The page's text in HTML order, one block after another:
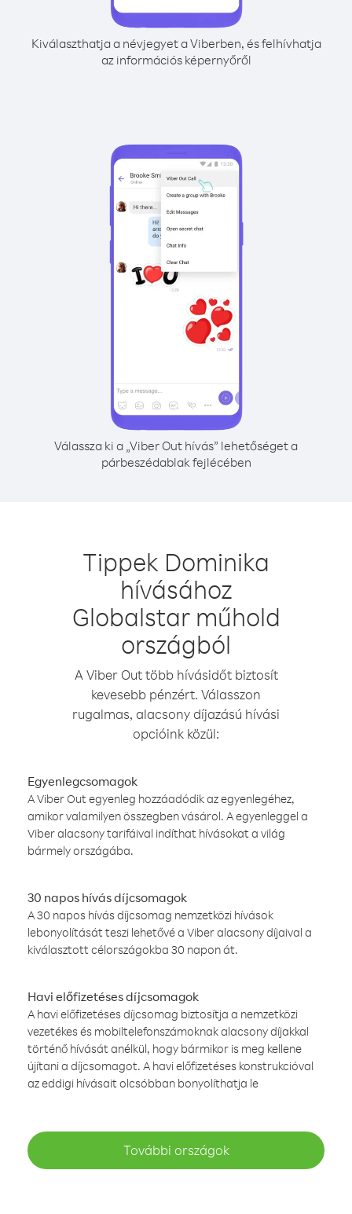
Kiválaszthatja a névjegyet a Viberben, és felhívhatja
az információs képernyőről
Válassza ki a „Viber Out hívás” lehetőséget a
párbeszédablak fejlécében
Tippek Dominika
hívásához
Globalstar műhold
országból
A Viber Out több hívásidőt biztosít
kevesebb pénzért. Válasszon
rugalmas, alacsony díjazású hívási
opcióink közül:
Egyenlegcsomagok
A Viber Out egyenleg hozzáadódik az egyenlegéhez,
amikor valamilyen összegben vásárol. A egyenleggel a
Viber alacsony tarifáival indíthat hívásokat a világ
bármely országába.
30 napos hívás díjcsomagok
A 30 napos hívás díjcsomag nemzetközi hívások
lebonyolítását teszi lehetővé a Viber alacsony díjaival a
kiválasztott célországokba 30 napon át.
Havi előfizetéses díjcsomagok
A havi előfizetéses díjcsomag biztosítja a nemzetközi
vezetékes és mobiltelefonszámoknak alacsony díjakkal
történő hívását anélkül, hogy bármikor is meg kellene
újítani a díjcsomagot. A havi előfizetéses konstrukcióval
az eddigi hívásait olcsóbban bonyolíthatja le
További országok